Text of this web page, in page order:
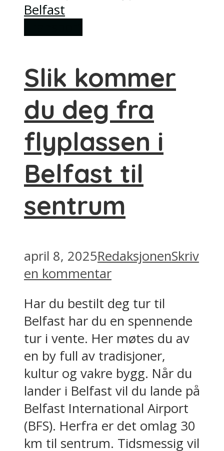
Slik kommer
du deg fra
flyplassen i
Belfast til
sentrum
april 8, 2025RedaksjonenSkriv
en kommentar
Har du bestilt deg tur til
Belfast har du en spennende
tur i vente. Her møtes du av
en by full av tradisjoner,
kultur og vakre bygg. Når du
lander i Belfast vil du lande på
Belfast International Airport
(BFS). Herfra er det omlag 30
km til sentrum. Tidsmessig vil